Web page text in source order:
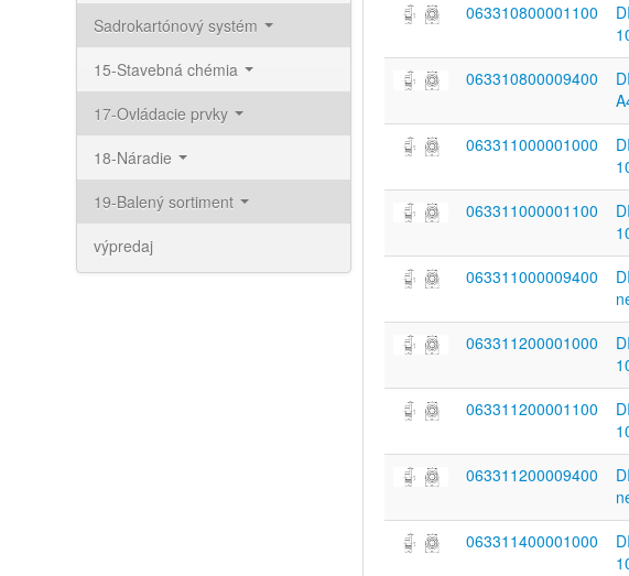
Sadrokartónový systém
15-Stavebná chémia
17-Ovládacie prvky
18-Náradie
19-Balený sortiment
výpredaj
063310800001100
063310800009400
063311000001000
063311000001100
063311000009400
063311200001000
063311200001100
063311200009400
063311400001000